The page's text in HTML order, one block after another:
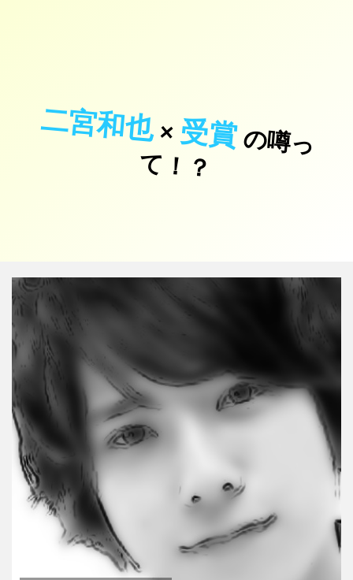
二宮和也× 受賞の
噂
っ
て
！
？